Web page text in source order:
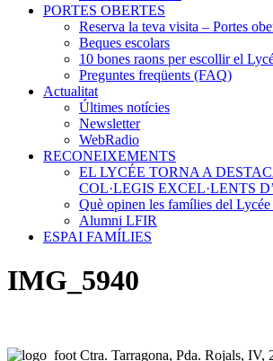
PORTES OBERTES
Reserva la teva visita – Portes
Beques escolars
10 bones raons per escollir el
Preguntes freqüents (FAQ)
Actualitat
Últimes notícies
Newsletter
WebRadio
RECONEIXEMENTS
EL LYCÉE TORNA A
COL·LEGIS EXCEL·LENTS
Què opinen les famílies del Lycée
Alumni LFIR
ESPAI FAMÍLIES
IMG_5940
Ctra. Tarragona, Pda. Rojals, IV,